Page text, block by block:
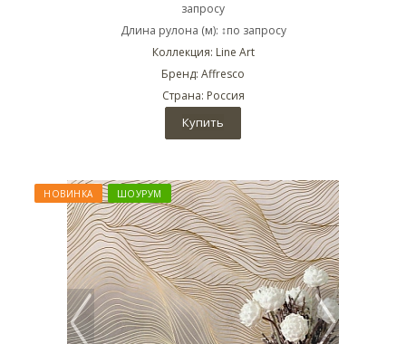
запросу
Длина рулона (м): ↕по запросу
Коллекция: Line Art
Бренд: Affresco
Страна: Россия
Купить
НОВИНКА ШОУРУМ